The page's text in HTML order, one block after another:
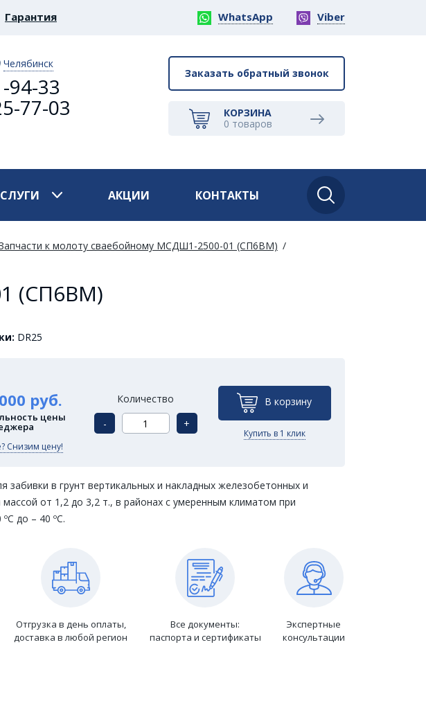
Гарантия WhatsApp Viber
Челябинск
94-33
77-03
Заказать обратный звонок
КОРЗИНА
0 товаров
АКЦИИ КОНТАКТЫ
к молоту сваебойному МСДШ1-2500-01 (СП6ВМ)
(СП6ВМ)
DR25
руб.
цены
Снизим цену!
Количество
-
+
В корзину
Купить в 1 клик
забивки в грунт вертикальных и накладных железобетонных и
массой от 1,2 до 3,2 т., в районах с умеренным климатом при
до – 40 ºС.
Отгрузка в день оплаты,
доставка в любой регион
Все документы:
паспорта и сертификаты
Экспертные
консультации